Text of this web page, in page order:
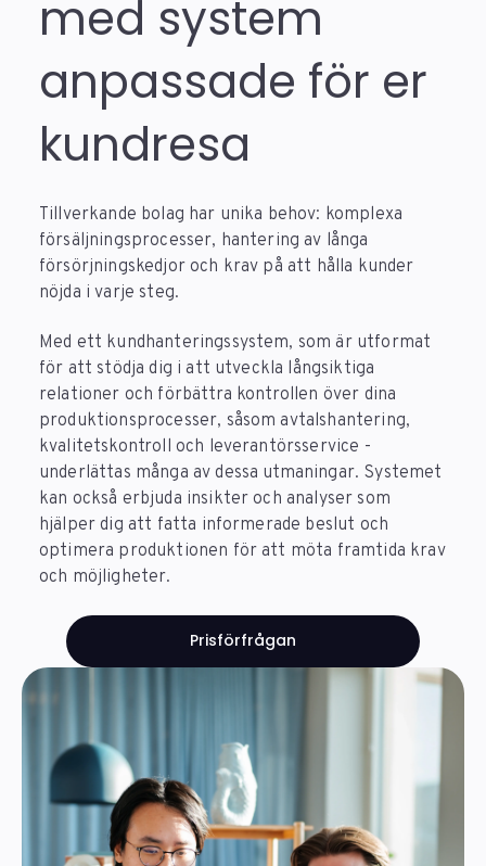
med system
anpassade för er
kundresa
Tillverkande bolag har unika behov: komplexa
försäljningsprocesser, hantering av långa
försörjningskedjor och krav på att hålla kunder
nöjda i varje steg.
Med ett kundhanteringssystem, som är utformat
för att stödja dig i att utveckla långsiktiga
relationer och förbättra kontrollen över dina
produktionsprocesser, såsom avtalshantering,
kvalitetskontroll och leverantörsservice -
underlättas många av dessa utmaningar. Systemet
kan också erbjuda insikter och analyser som
hjälper dig att fatta informerade beslut och
optimera produktionen för att möta framtida krav
och möjligheter.
Prisförfrågan